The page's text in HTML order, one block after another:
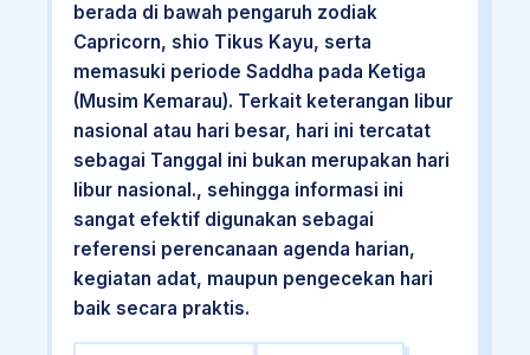
berada di bawah pengaruh zodiak
Capricorn, shio Tikus Kayu, serta
memasuki periode Saddha pada Ketiga
(Musim Kemarau). Terkait keterangan libur
nasional atau hari besar, hari ini tercatat
sebagai Tanggal ini bukan merupakan hari
libur nasional., sehingga informasi ini
sangat efektif digunakan sebagai
referensi perencanaan agenda harian,
kegiatan adat, maupun pengecekan hari
baik secara praktis.